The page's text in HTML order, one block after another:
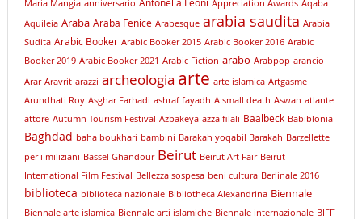
Maria Mangia anniversario Appreciation Awards Aqaba
Aquileia Araba Araba Fenice Arabesque arabia saudita Arabia
Sudita Arabic Booker Arabic Booker 2015 Arabic Booker 2016 Arabic
Booker 2019 Arabic Booker 2021 Arabic Fiction arabo Arabpop arancio
Arar Aravrit arazzi archeologia arte arte islamica Artgasme
Arundhati Roy Asghar Farhadi ashraf fayadh A small death Aswan atlante
attore Autumn Tourism Festival Azbakeya azza filali Baalbeck Babiblonia
Baghdad baha boukhari bambini Barakah yoqabil Barakah Barzellette
per i miliziani Bassel Ghandour Beirut Beirut Art Fair Beirut
International Film Festival Bellezza sospesa beni cultura Berlinale 2016
biblioteca biblioteca nazionale Bibliotheca Alexandrina Biennale
Biennale arte islamica Biennale arti islamiche Biennale internazionale BIFF